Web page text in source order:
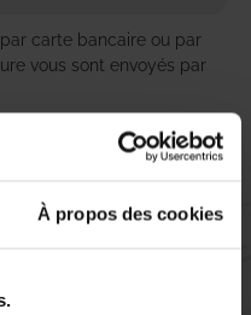
À propos des cookies
carte bancaire ou par
vous sont envoyés par